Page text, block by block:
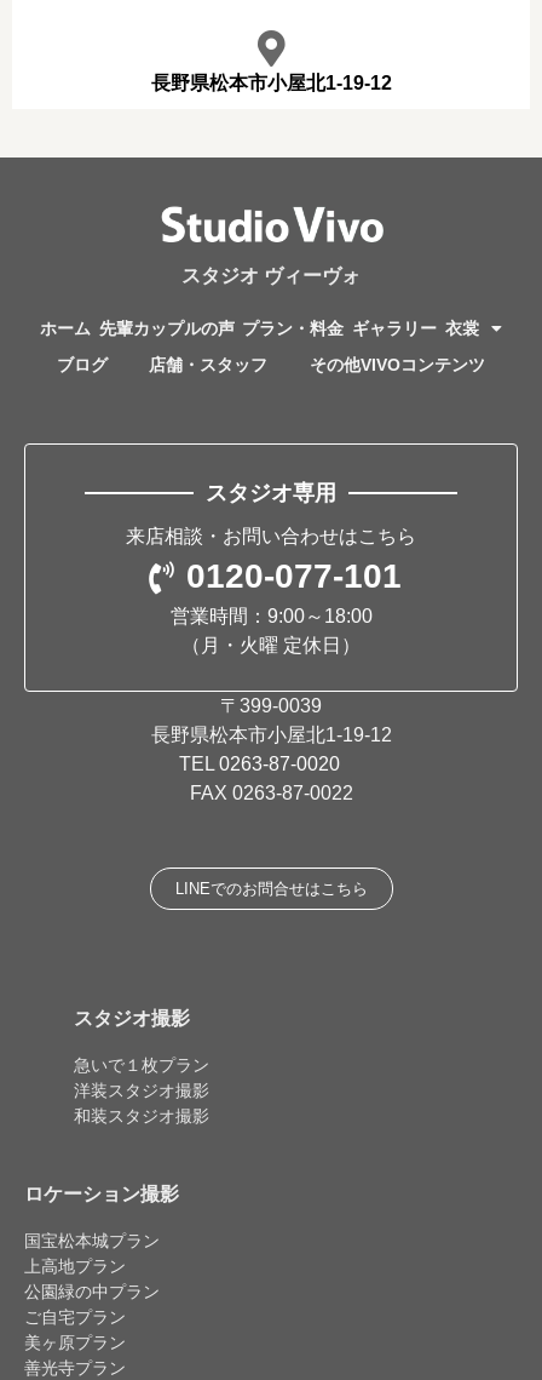
長野県松本市小屋北1-19-12
スタジオ ヴィーヴォ
ホーム 先輩カップルの声 プラン・料金 ギャラリー 衣裳
ブログ
店舗・スタッフ その他VIVOコンテンツ
スタジオ専用
来店相談・お問い合わせはこちら
0120-077-101
営業時間：9:00～18:00
（月・火曜 定休日）
〒399-0039
長野県松本市小屋北1-19-12
TEL 0263-87-0020
FAX 0263-87-0022
LINEでのお問合せはこちら
スタジオ撮影
急いで１枚プラン
洋装スタジオ撮影
和装スタジオ撮影
ロケーション撮影
国宝松本城プラン
上高地プラン
公園緑の中プラン
ご自宅プラン
美ヶ原プラン
善光寺プラン